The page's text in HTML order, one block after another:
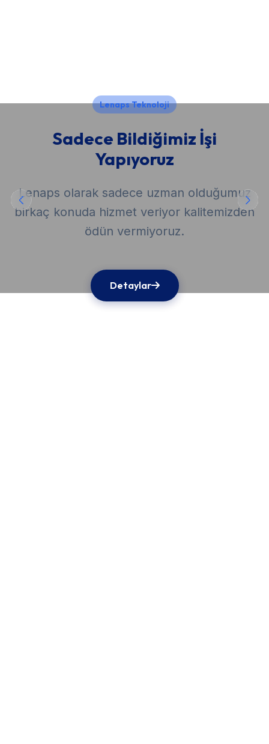
Lenaps Teknoloji
Sadece Bildiğimiz İşi
Yapıyoruz
Lenaps olarak sadece uzman olduğumuz
birkaç konuda hizmet veriyor kalitemizden
ödün vermiyoruz.
Detaylar